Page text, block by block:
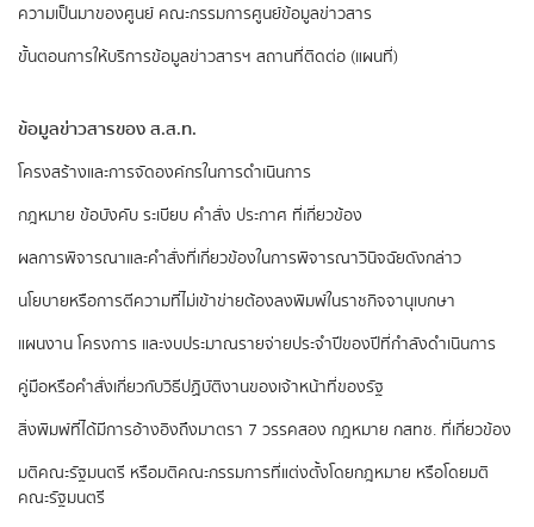
ความเป็นมาของศูนย์ คณะกรรมการศูนย์ข้อมูลข่าวสาร
ขั้นตอนการให้บริการข้อมูลข่าวสารฯ สถานที่ติดต่อ (แผนที่)
ข้อมูลข่าวสารของ ส.ส.ท.
​โครงสร้างและการจัดองค์กรในการดำเนินการ
กฎหมาย ข้อบังคับ ระเบียบ คำสั่ง ประกาศ ที่เกี่ยวข้อง
ผลการพิจารณาและคำสั่งที่เกี่ยวข้องในการพิจารณาวินิจฉัยดังกล่าว
นโยบายหรือการตีความที่ไม่เข้าข่ายต้องลงพิมพ์ในราชกิจจานุเบกษา
แผนงาน โครงการ และงบประมาณรายจ่ายประจำปีของปีที่กำลังดำเนินการ
คู่มือหรือคำสั่งเกี่ยวกับวิธีปฏิบัติงานของเจ้าหน้าที่ของรัฐ
สิ่งพิมพ์ที่ได้มีการอ้างอิงถึงมาตรา 7 วรรคสอง กฎหมาย กสทช. ที่เกี่ยวข้อง
มติคณะรัฐมนตรี หรือมติคณะกรรมการที่แต่งตั้งโดยกฎหมาย หรือโดยมติ
คณะรัฐมนตรี